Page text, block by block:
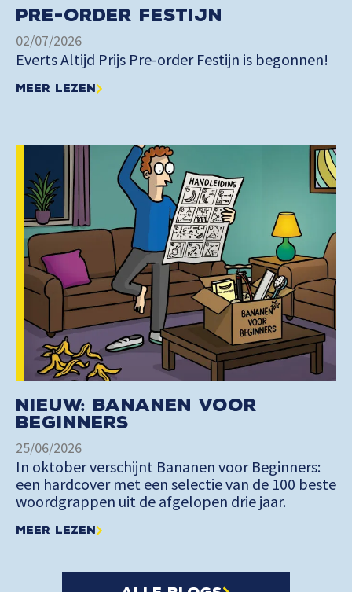
Pre-order Festijn
02/07/2026
Everts Altijd Prijs Pre-order Festijn is begonnen!
Meer lezen
Nieuw: Bananen voor
Beginners
25/06/2026
In oktober verschijnt Bananen voor Beginners:
een hardcover met een selectie van de 100 beste
woordgrappen uit de afgelopen drie jaar.
Meer lezen